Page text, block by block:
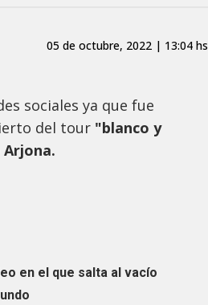
05 de octubre, 2022 | 13:04 hs
sociales ya que fue
del tour "blanco y
Arjona.
en el que salta al vacío